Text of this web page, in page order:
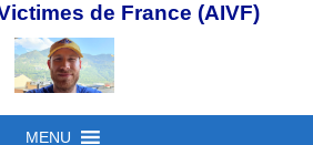
de France (AIVF)
MENU